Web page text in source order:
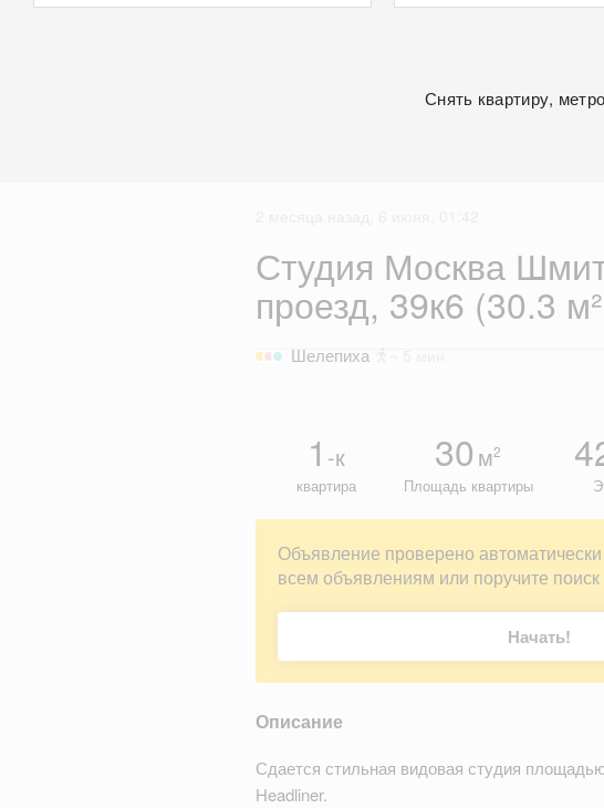
Снять квартиру,
Студия Москва
проезд, 39к6 (30.3
Шелепиха
1 -к
квартира
30 м2
Площадь квартиры
Объявление проверено автоматически
всем объявлениям или поручите
Начать!
Описание
Сдается стильная видовая студия
Headliner.